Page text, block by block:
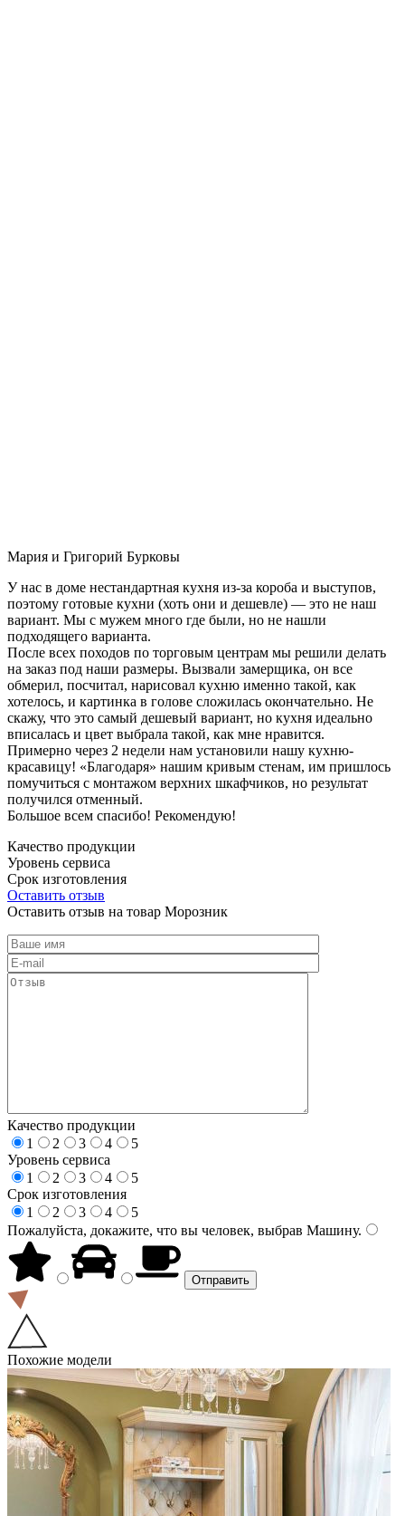
Мария и Григорий Бурковы
У нас в доме нестандартная кухня из-за короба и выступов,
поэтому готовые кухни (хоть они и дешевле) — это не наш
вариант. Мы с мужем много где были, но не нашли
подходящего варианта.
После всех походов по торговым центрам мы решили делать
на заказ под наши размеры. Вызвали замерщика, он все
обмерил, посчитал, нарисовал кухню именно такой, как
хотелось, и картинка в голове сложилась окончательно. Не
скажу, что это самый дешевый вариант, но кухня идеально
вписалась и цвет выбрала такой, как мне нравится.
Примерно через 2 недели нам установили нашу кухню-
красавицу! «Благодаря» нашим кривым стенам, им пришлось
помучиться с монтажом верхних шкафчиков, но результат
получился отменный.
Большое всем спасибо! Рекомендую!
Качество продукции
Уровень сервиса
Срок изготовления
Оставить отзыв
Оставить отзыв на товар Морозник
Качество продукции
1
2 3 4
5
Уровень сервиса
1
2 3 4
5
Срок изготовления
1
2 3 4
5
Пожалуйста, докажите, что вы человек, выбрав Машину.
Похожие модели